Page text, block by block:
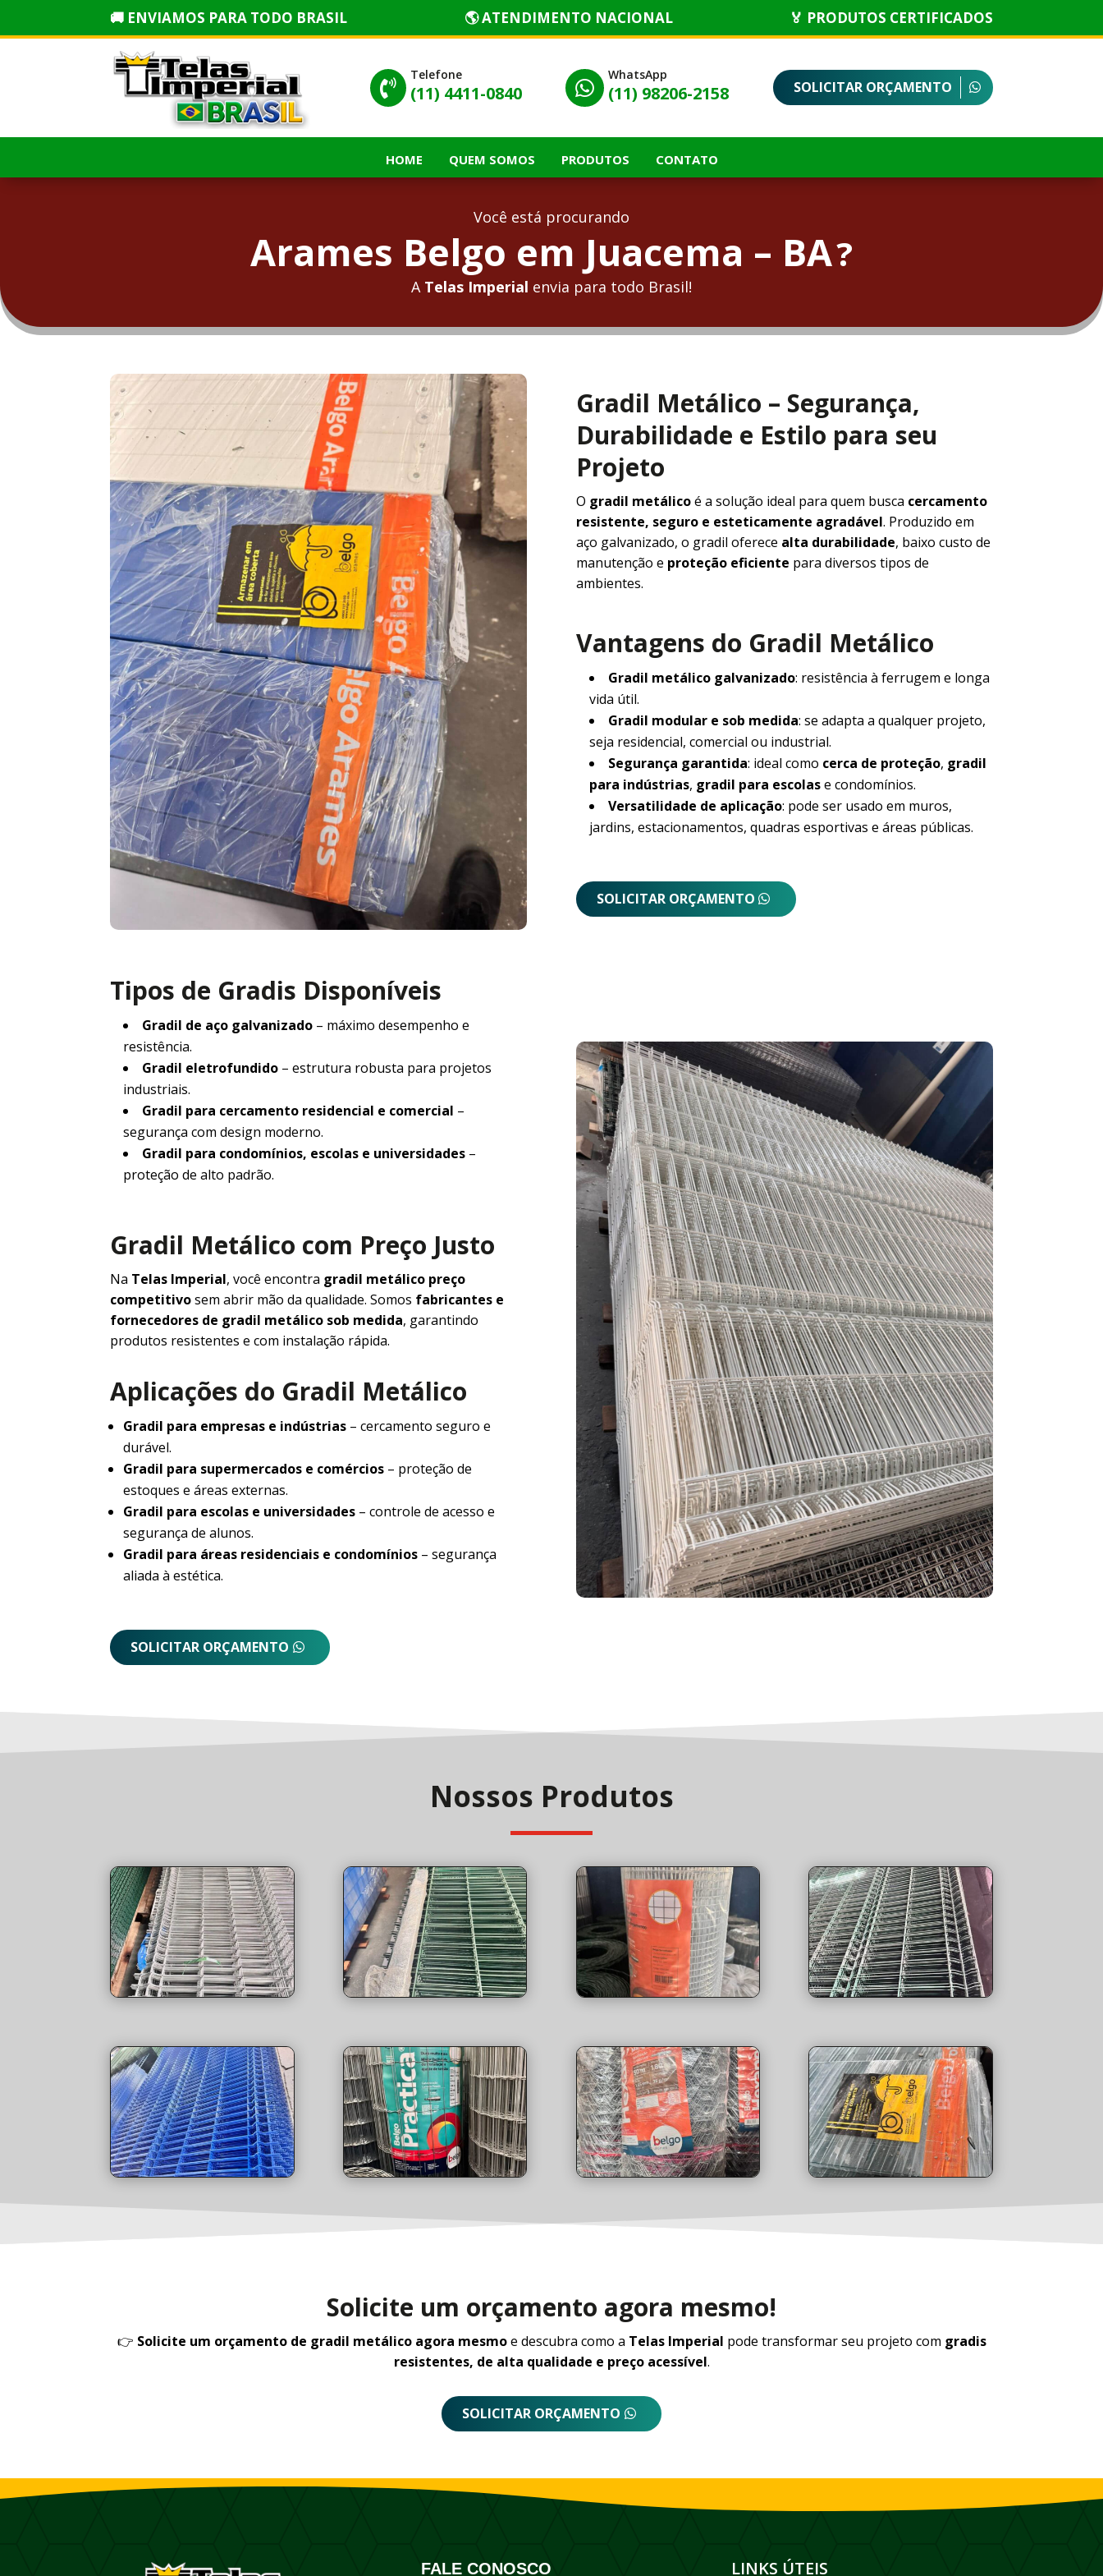
🚚 ENVIAMOS PARA TODO BRASIL 🌎 ATENDIMENTO NACIONAL 🏅 PRODUTOS CERTIFICADOS

Telefone
(11) 4411-0840 
WhatsApp
(11) 98206-2158 SOLICITAR ORÇAMENTO
HOME QUEM SOMOS PRODUTOS CONTATO
Você está procurando
Arames Belgo em Juacema – BA?
A Telas Imperial envia para todo Brasil!
Gradil Metálico – Segurança,
Durabilidade e Estilo para seu
Projeto
O gradil metálicoé a solução ideal para quem busca cercamento
resistente, seguro e esteticamente agradável. Produzido em
aço galvanizado, o gradil oferece alta durabilidade, baixo custo de
manutenção e proteção eficiente para diversos tipos de
ambientes.
Vantagens do Gradil Metálico
Gradil metálico galvanizado: resistência à ferrugem e longa
vida útil.
Gradil modular e sob medida: se adapta a qualquer projeto,
seja residencial, comercial ou industrial.
Segurança garantida: ideal como cerca de proteção, gradil
para indústrias, gradil para escolase condomínios.
Versatilidade de aplicação: pode ser usado em muros,
jardins, estacionamentos, quadras esportivas e áreas públicas.
SOLICITAR ORÇAMENTO
Tipos de Gradis Disponíveis
Gradil de aço galvanizado – máximo desempenho e
resistência.
Gradil eletrofundido – estrutura robusta para projetos
industriais.
Gradil para cercamento residencial e comercial –
segurança com design moderno.
Gradil para condomínios, escolas e universidades –
proteção de alto padrão.
Gradil Metálico com Preço Justo
Na Telas Imperial, você encontra gradil metálico preço
competitivosem abrir mão da qualidade. Somos fabricantes e
fornecedores de gradil metálico sob medida, garantindo
produtos resistentes e com instalação rápida.
Aplicações do Gradil Metálico
Gradil para empresas e indústrias – cercamento seguro e
durável.
Gradil para supermercados e comércios – proteção de
estoques e áreas externas.
Gradil para escolas e universidades – controle de acesso e
segurança de alunos.
Gradil para áreas residenciais e condomínios – segurança
aliada à estética.
SOLICITAR ORÇAMENTO
Nossos Produtos
Solicite um orçamento agora mesmo!
👉 Solicite um orçamento de gradil metálico agora mesmoe descubra como a Telas Imperial pode transformar seu projeto com gradis
resistentes, de alta qualidade e preço acessível.
SOLICITAR ORÇAMENTO
FALE CONOSCO LINKS ÚTEIS